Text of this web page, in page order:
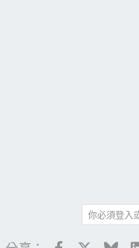
你必須登入